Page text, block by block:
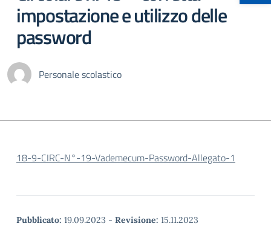
impostazione e utilizzo delle
password
Personale scolastico
18-9-CIRC-N°-19-Vademecum-Password-Allegato-1
Pubblicato: 19.09.2023 - Revisione: 15.11.2023